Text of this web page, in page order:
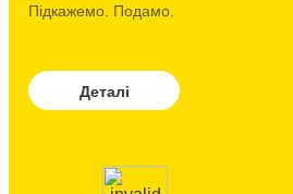
Підкажемо. Подамо.
Деталі